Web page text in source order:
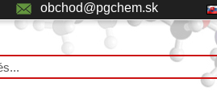
obchod@pgchem.sk